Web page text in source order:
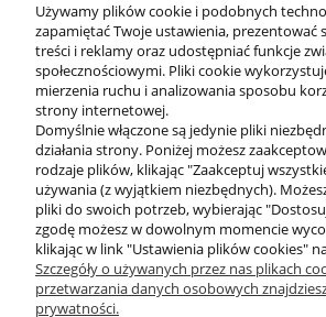
KONTAKT
DODATKOWE
MOJE KONTO
Używamy plików cookie i podobnych
zapamiętać Twoje ustawienia, prezentować
treści i reklamy oraz udostępniać funkcje
społecznościowymi. Pliki cookie
mierzenia ruchu i analizowania sposobu
strony internetowej.
Domyślnie włączone są jedynie pliki
działania strony. Poniżej możesz
rodzaje plików, klikając "Zaakceptuj
używania (z wyjątkiem niezbędnych).
pliki do swoich potrzeb, wybierając
zgodę możesz w dowolnym momencie
klikając w link "Ustawienia plików cookies"
Szczegóły o używanych przez nas plikach
przetwarzania danych osobowych
prywatności.